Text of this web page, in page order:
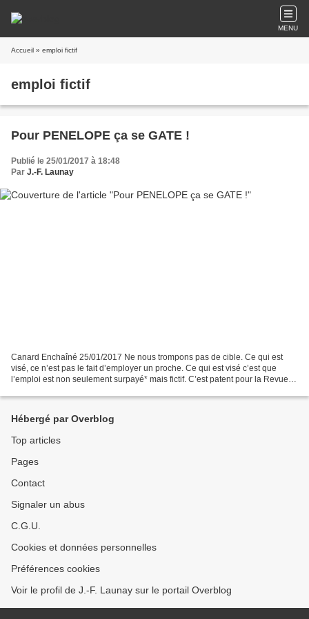
MENU
Accueil » emploi fictif
emploi fictif
Pour PENELOPE ça se GATE !
Publié le 25/01/2017 à 18:48
Par J.-F. Launay
Canard Enchaîné 25/01/2017 Ne nous trompons pas de cible. Ce qui est
visé, ce n’est pas le fait d’employer un proche. Ce qui est visé c’est que
l’emploi est non seulement surpayé* mais fictif. C’est patent pour la Revue
Hébergé par Overblog
Top articles
Pages
Contact
Signaler un abus
C.G.U.
Cookies et données personnelles
Préférences cookies
Voir le profil de J.-F. Launay sur le portail Overblog